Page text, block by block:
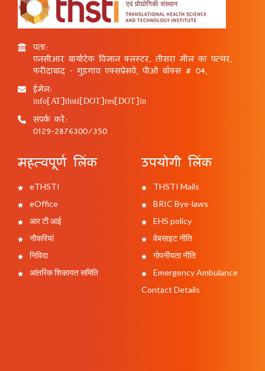
पता:
एनसीआर बायोटेक विज्ञान क्लस्टर, तीसरा मील का पत्थर,
फरीदाबाद - गुड़गांव एक्सप्रेसवे, पीओ बॉक्स # 04,
ईमेल:
info[AT]thsti[DOT]res[DOT]in
संपर्क करें:
0129-2876300/350
महत्वपूर्ण लिंक
eTHSTI
eOffice
आर टी आई
नौकरियां
निविदा
आंतरिक शिकायत समिति
उपयोगी लिंक
THSTI Mails
BRIC Bye-laws
EHS policy
वेबसाइट नीति
गोपनीयता नीति
Emergency Ambulance
Contact Details